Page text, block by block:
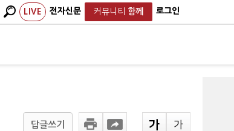
LIVE 전자신문 커뮤니티 함께 로그인
답글쓰기